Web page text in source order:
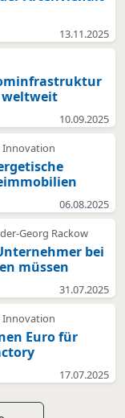
13.11.2025
weltweit
10.09.2025
Innovation
06.08.2025
Georg Rackow
bei
müssen
31.07.2025
Innovation
Euro für
17.07.2025